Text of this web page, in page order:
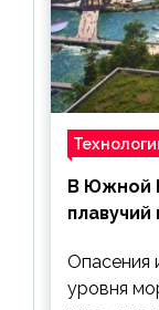
В Южной
плавучий
Опасения
уровня